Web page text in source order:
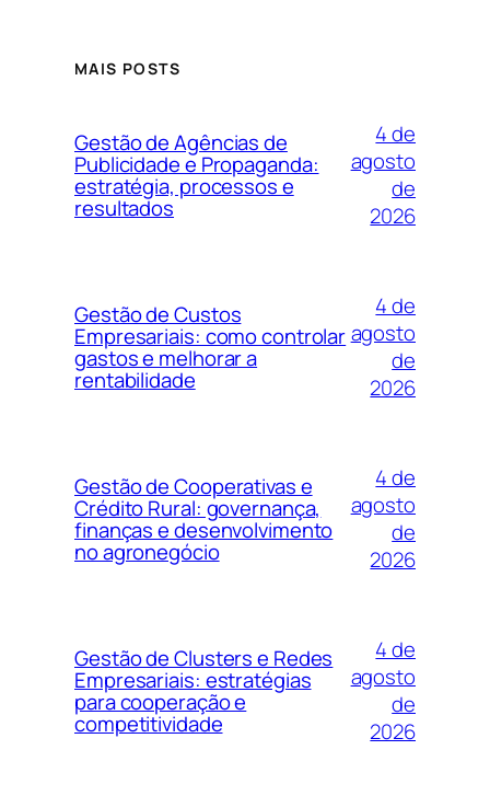
MAIS POSTS
Gestão de Agências de
Publicidade e Propaganda:
estratégia, processos e
resultados
4 de
agosto
de
2026
Gestão de Custos
Empresariais: como controlar
gastos e melhorar a
rentabilidade
4 de
agosto
de
2026
Gestão de Cooperativas e
Crédito Rural: governança,
finanças e desenvolvimento
no agronegócio
4 de
agosto
de
2026
Gestão de Clusters e Redes
Empresariais: estratégias
para cooperação e
competitividade
4 de
agosto
de
2026